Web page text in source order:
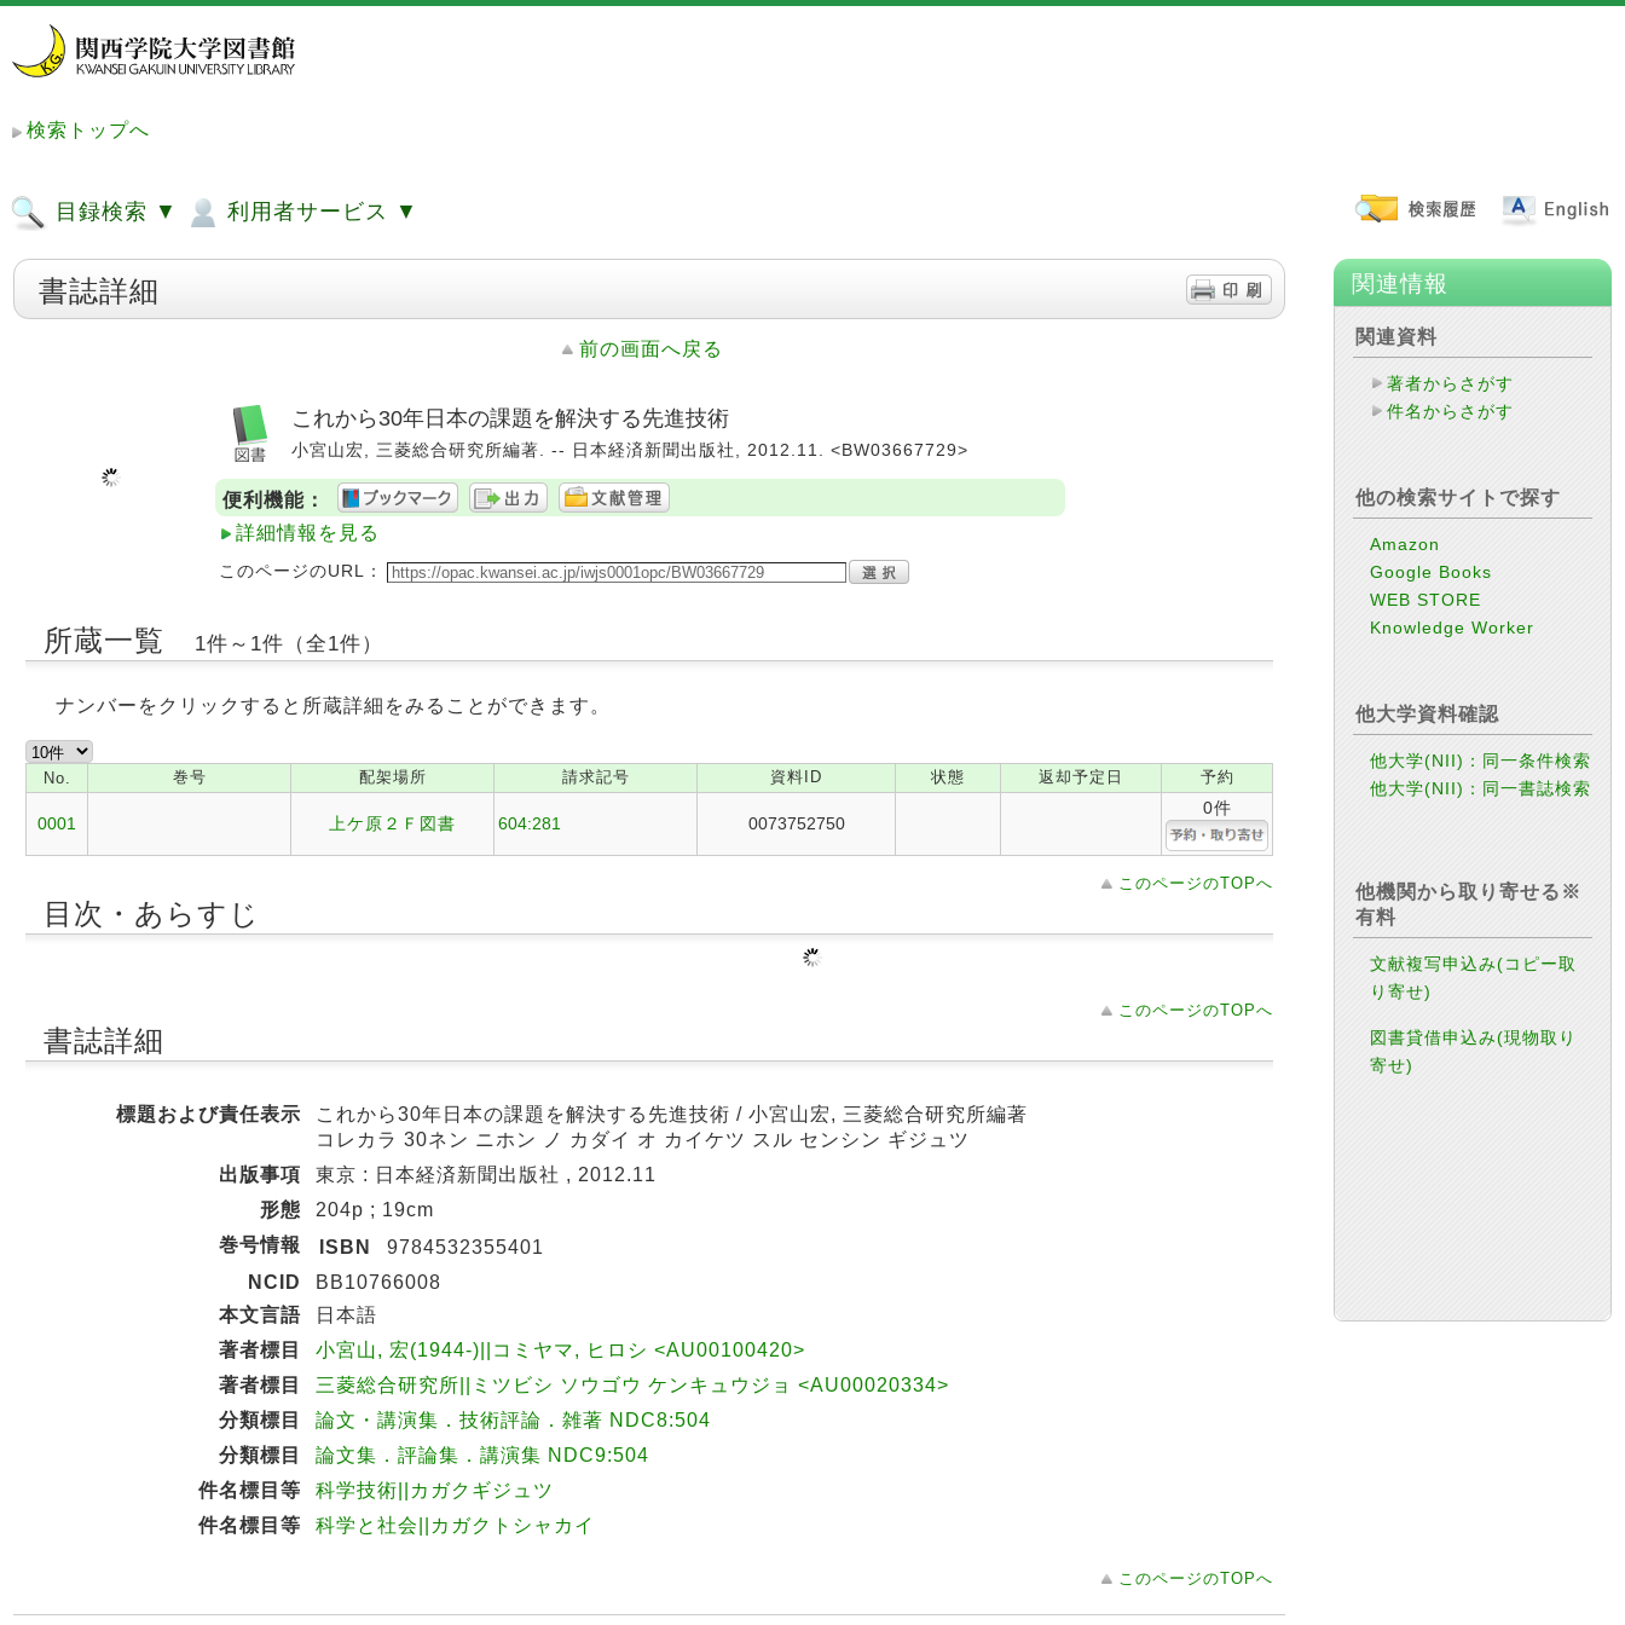
検索トップへ
目録検索 ▼ 利用者サービス ▼
書誌詳細
前の画面へ戻る
これから30年日本の課題を解決する先進技術
小宮山宏, 三菱総合研究所編著. -- 日本経済新聞出版社, 2012.11. <BW03667729>
便利機能：
詳細情報を見る
このページのURL：
所蔵一覧 1件～1件（全1件）
ナンバーをクリックすると所蔵詳細をみることができます。
No. 巻号 配架場所 請求記号 資料ID 状態 返却予定日 予約
0001 上ケ原２Ｆ図書 604:281 0073752750
0件
このページのTOPへ
目次・あらすじ
このページのTOPへ
書誌詳細
標題および責任表示
これから30年日本の課題を解決する先進技術 / 小宮山宏, 三菱総合研究所編著
コレカラ 30ネン ニホン ノ カダイ オ カイケツ スル センシン ギジュツ
出版事項
東京 : 日本経済新聞出版社 , 2012.11
形態
204p ; 19cm
巻号情報
ISBN
9784532355401
NCID
BB10766008
本文言語
日本語
著者標目
小宮山, 宏(1944-)||コミヤマ, ヒロシ <AU00100420>
著者標目
三菱総合研究所||ミツビシ ソウゴウ ケンキュウジョ <AU00020334>
分類標目
論文・講演集．技術評論．雑著 NDC8:504
分類標目
論文集．評論集．講演集 NDC9:504
件名標目等
科学技術||カガクギジュツ
件名標目等
科学と社会||カガクトシャカイ
このページのTOPへ
関連情報
関連資料
著者からさがす
件名からさがす
他の検索サイトで探す
Amazon
Google Books
WEB STORE
Knowledge Worker
他大学資料確認
他大学(NII)：同一条件検索
他大学(NII)：同一書誌検索
他機関から取り寄せる※
有料
文献複写申込み(コピー取
り寄せ)
図書貸借申込み(現物取り
寄せ)